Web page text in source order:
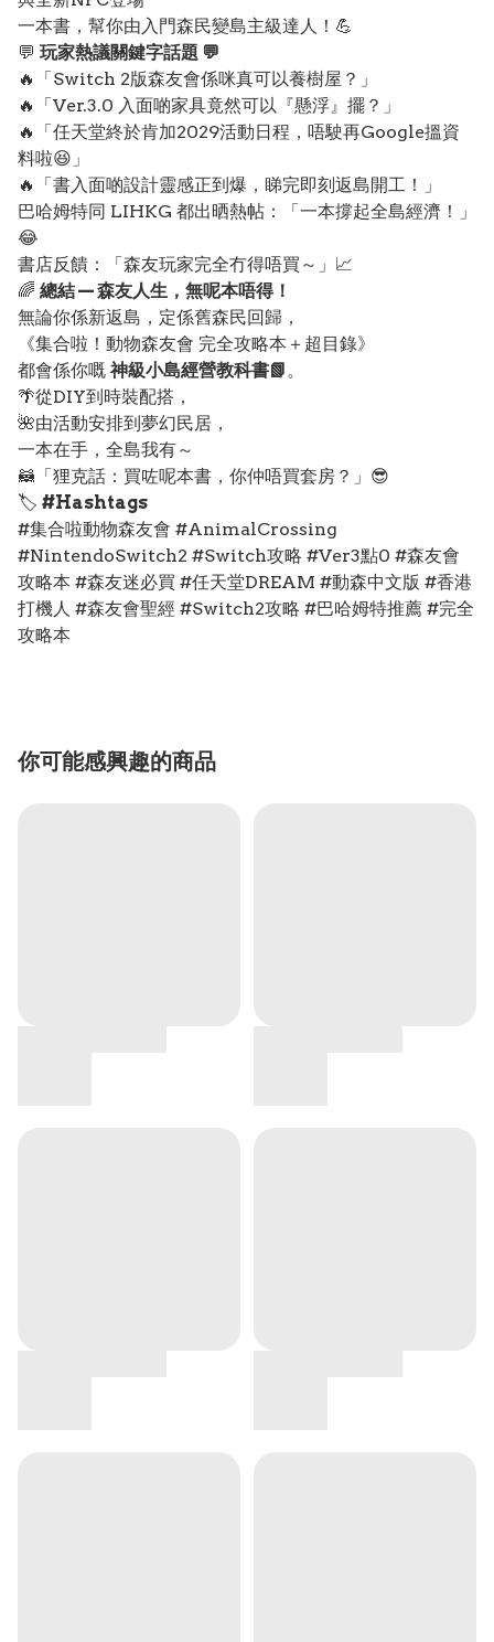
一本書，幫你由入門森民變島主級達人！💪
💬 玩家熱議關鍵字話題 💬
🔥「Switch 2版森友會係咪真可以養樹屋？」
🔥「Ver.3.0 入面啲家具竟然可以『懸浮』擺？」
🔥「任天堂終於肯加2029活動日程，唔駛再Google搵資
料啦😆」
🔥「書入面啲設計靈感正到爆，睇完即刻返島開工！」
巴哈姆特同 LIHKG 都出晒熱帖：「一本撐起全島經濟！」
😂
書店反饋：「森友玩家完全冇得唔買～」📈
🌈 總結 — 森友人生，無呢本唔得！
無論你係新返島，定係舊森民回歸，
《集合啦！動物森友會 完全攻略本＋超目錄》
都會係你嘅 神級小島經營教科書📗。
🌴從DIY到時裝配搭，
🌺由活動安排到夢幻民居，
一本在手，全島我有～
🦝「狸克話：買咗呢本書，你仲唔買套房？」😎
🏷️ #Hashtags
#集合啦動物森友會 #AnimalCrossing
#NintendoSwitch2 #Switch攻略 #Ver3點0 #森友會
攻略本 #森友迷必買 #任天堂DREAM #動森中文版 #香港
打機人 #森友會聖經 #Switch2攻略 #巴哈姆特推薦 #完全
攻略本
你可能感興趣的商品